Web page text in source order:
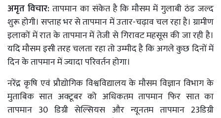
अमृत विचार: तापमान का संकेत है कि मौसम में गुलाबी ठंड जल्द
शुरू होगी। सप्ताह भर से तापमान में उतार-चढ़ाव चल रहा है। ग्रामीण
इलाकों में रात के तापमान में तेजी से गिरावट महसूस की जा रही है।
यदि मौसम इसी तरह चलता रहा तो उम्मीद है कि अगले कुछ दिनों में
दिन के तापमान में ज्यादा परिवर्तन होगा।
नरेंद्र कृषि एवं प्रौद्योगिक विश्वविद्यालय के मौसम विज्ञान विभाग के
मुताबिक सात अक्टूबर को अधिकतम तापमान फिर सात का
तापमान 30 डिग्री सेल्सियस और न्यूनतम तापमान 23डिग्री